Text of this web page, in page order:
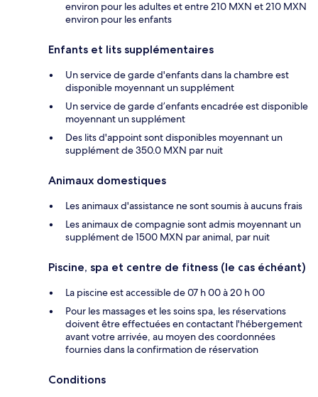
environ pour les adultes et entre 210 MXN et 210 MXN
environ pour les enfants
Enfants et lits supplémentaires
Un service de garde d'enfants dans la chambre est
disponible moyennant un supplément
Un service de garde d’enfants encadrée est disponible
moyennant un supplément
Des lits d'appoint sont disponibles moyennant un
supplément de 350.0 MXN par nuit
Animaux domestiques
Les animaux d'assistance ne sont soumis à aucuns frais
Les animaux de compagnie sont admis moyennant un
supplément de 1500 MXN par animal, par nuit
Piscine, spa et centre de fitness (le cas échéant)
La piscine est accessible de 07 h 00 à 20 h 00
Pour les massages et les soins spa, les réservations
doivent être effectuées en contactant l'hébergement
avant votre arrivée, au moyen des coordonnées
fournies dans la confirmation de réservation
Conditions